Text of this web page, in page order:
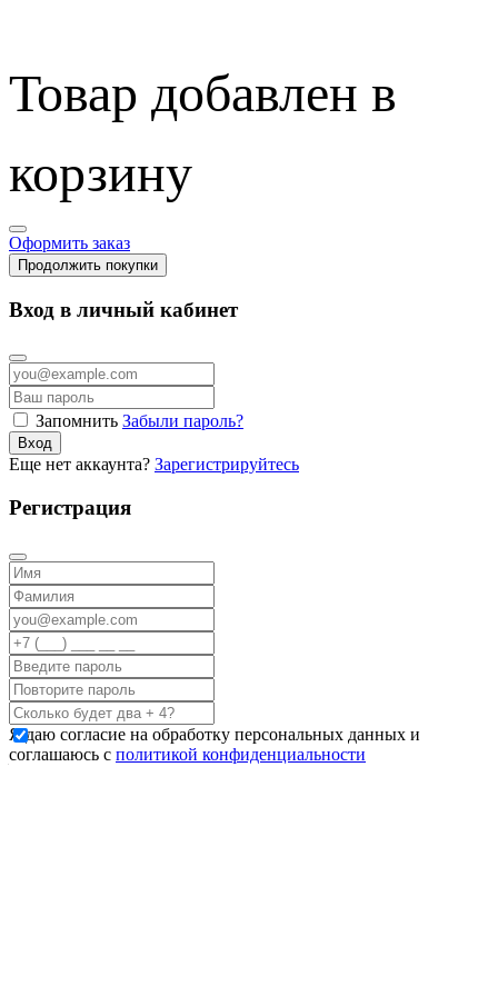
Товар добавлен в
корзину
Оформить заказ
Продолжить покупки
Вход в личный кабинет
Запомнить Забыли пароль?
Вход
Еще нет аккаунта? Зарегистрируйтесь
Регистрация
Я даю согласие на обработку персональных данных и
соглашаюсь с политикой конфиденциальности